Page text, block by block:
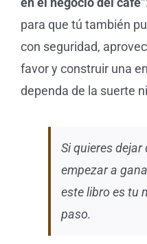
para que tú también
con seguridad,
favor y construir una
dependa de la suerte
Si quieres dejar
empezar a
este libro es tu
paso.